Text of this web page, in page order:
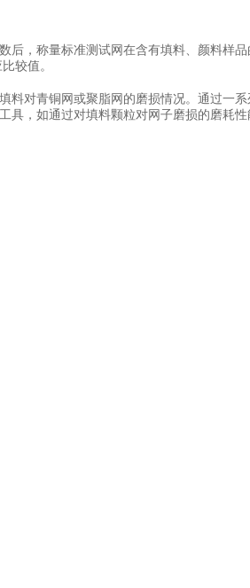
后，称量标准测试网在含有填料、颜料样
较值。
料对青铜网或聚脂网的磨损情况。通过一
具，如通过对填料颗粒对网子磨损的磨耗